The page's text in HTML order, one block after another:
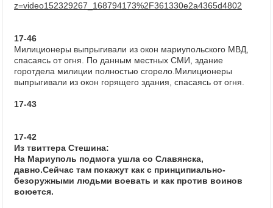
z=video152329267_168794173%2F361330e2a4365d4802
17-46
Милиционеры выпрыгивали из окон мариупольского МВД,
спасаясь от огня. По данным местных СМИ, здание
горотдела милиции полностью сгорело.Милиционеры
выпрыгивали из окон горящего здания, спасаясь от огня.
17-43
17-42
Из твиттера Стешина:
На Мариуполь подмога ушла со Славянска,
давно.Сейчас там покажут как с принципиально-
безоружными людьми воевать и как против воинов
воюется.